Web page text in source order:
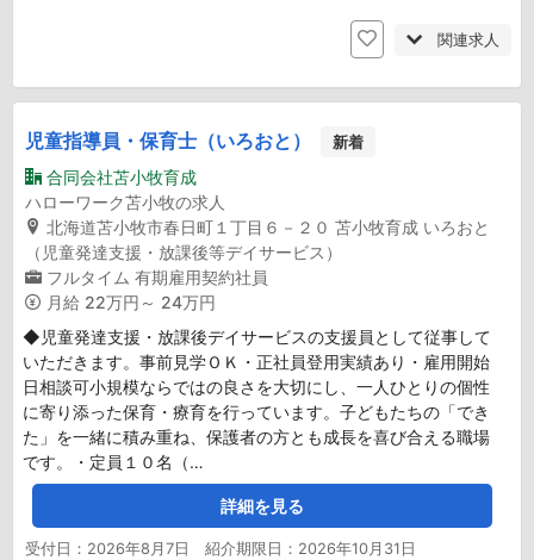
関連求人
児童指導員・保育士（いろおと） 新着
合同会社苫小牧育成
ハローワーク苫小牧の求人
北海道苫小牧市春日町１丁目６－２０ 苫小牧育成 いろおと
（児童発達支援・放課後等デイサービス）
フルタイム 有期雇用契約社員
月給 22万円～ 24万円
◆児童発達支援・放課後デイサービスの支援員として従事して
いただきます。事前見学ＯＫ・正社員登用実績あり・雇用開始
日相談可小規模ならではの良さを大切にし、一人ひとりの個性
に寄り添った保育・療育を行っています。子どもたちの「でき
た」を一緒に積み重ね、保護者の方とも成長を喜び合える職場
です。・定員１０名（…
詳細を見る
受付日：2026年8月7日 紹介期限日：2026年10月31日